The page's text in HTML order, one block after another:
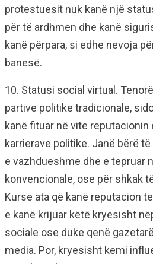
protestuesit nuk kanë një
për të ardhmen dhe kanë
kanë përpara, si edhe nevoja
banesë.
10. Statusi social virtual.
partive politike tradicionale,
kanë fituar në vite
karrierave politike. Janë bërë
e vazhdueshme dhe e tepruar
konvencionale, ose për shkak
Kurse ata që kanë reputacion
e kanë krijuar këtë kryesisht
sociale ose duke qenë
media. Por, kryesisht kemi